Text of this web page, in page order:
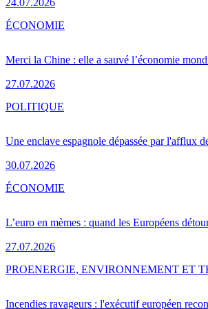
Merci la Chine : elle a sauvé l’économie
27.07.2026
ÉCONOMIE
Une enclave espagnole dépassée par l'afflux
30.07.2026
POLITIQUE
L’euro en mèmes : quand les Européens
27.07.2026
ÉCONOMIE
Incendies ravageurs : l'exécutif européen
PROENERGIE, ENVIRONNEMENT ET